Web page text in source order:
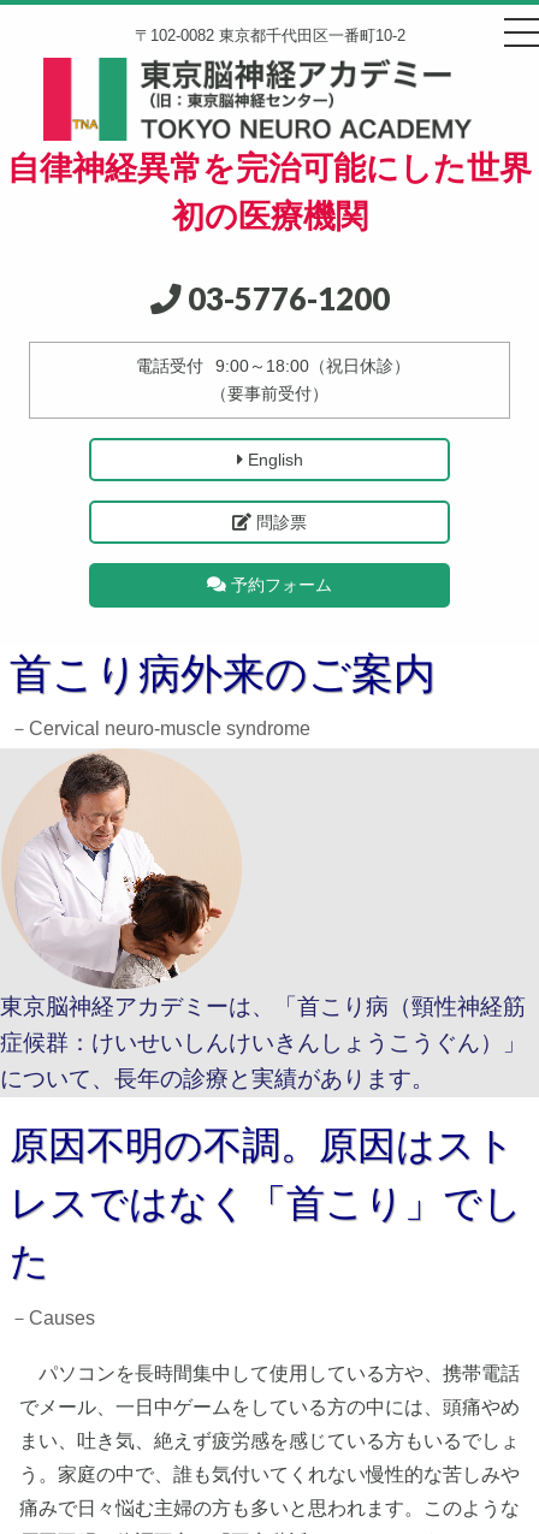
〒102-0082 東京都千代田区一番町10-2
自律神経異常を完治可能にした世界
初の医療機関
03-5776-1200
電話受付
9:00～18:00（祝日休診）
（要事前受付）
English
問診票
予約フォーム
首こり病外来のご案内
－Cervical neuro-muscle syndrome
東京脳神経アカデミーは、「首こり病（頸性神経筋
症候群：けいせいしんけいきんしょうこうぐん）」
について、長年の診療と実績があります。
原因不明の不調。原因はスト
レスではなく「首こり」でし
た
－Causes
パソコンを長時間集中して使用している方や、携帯電話
でメール、一日中ゲームをしている方の中には、頭痛やめ
まい、吐き気、絶えず疲労感を感じている方もいるでしょ
う。家庭の中で、誰も気付いてくれない慢性的な苦しみや
痛みで日々悩む主婦の方も多いと思われます。このような